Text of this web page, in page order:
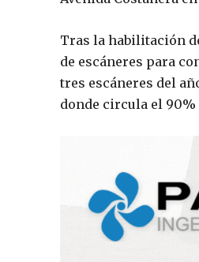
Tras la habilitación
de escáneres para
tres escáneres del
donde circula el 90%